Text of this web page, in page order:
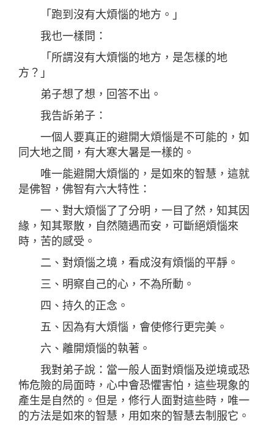
「跑到沒有大煩惱的地方。」
我也一樣問：
「所謂沒有大煩惱的地方，是怎樣的地
方？」
弟子想了想，回答不出。
我告訴弟子：
一個人要真正的避開大煩惱是不可能的，如
同大地之間，有大寒大暑是一樣的。
唯一能避開大煩惱的，是如來的智慧，這就
是佛智，佛智有六大特性：
一、對大煩惱了了分明，一目了然，知其因
緣，知其聚散，自然隨遇而安，可斷絕煩惱來
時，苦的感受。
二、對煩惱之境，看成沒有煩惱的平靜。
三、明察自己的心，不為所動。
四、持久的正念。
五、因為有大煩惱，會使修行更完美。
六、離開煩惱的執著。
我對弟子說：當一般人面對煩惱及逆境或恐
怖危險的局面時，心中會恐懼害怕，這些現象的
產生是自然的。但是，修行人面對這些時，唯一
的方法是如來的智慧，用如來的智慧去制服它。